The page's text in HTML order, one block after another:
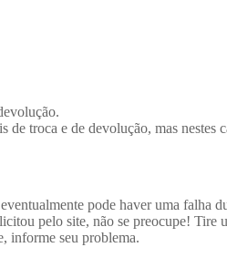
troca e de devolução, mas
pode haver uma falha
pelo site, não se preocupe!Tire
informe seu problema.